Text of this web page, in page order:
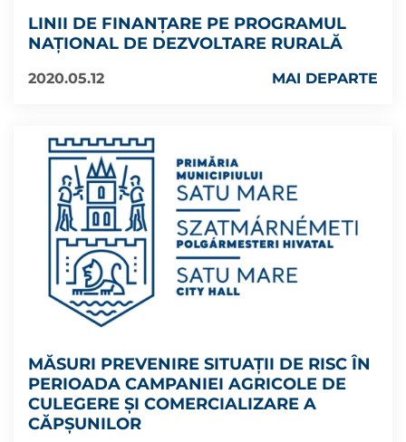
LINII DE FINANȚARE PE PROGRAMUL
NAȚIONAL DE DEZVOLTARE RURALĂ
2020.05.12 MAI DEPARTE
MĂSURI PREVENIRE SITUAȚII DE RISC ÎN
PERIOADA CAMPANIEI AGRICOLE DE
CULEGERE ȘI COMERCIALIZARE A
CĂPȘUNILOR